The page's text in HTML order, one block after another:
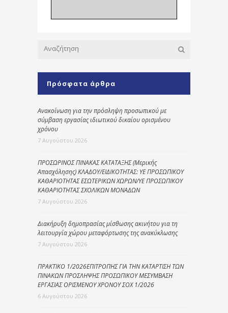
Πρόσφατα άρθρα
Ανακοίνωση για την πρόσληψη προσωπικού με
σύμβαση εργασίας ιδιωτικού δικαίου ορισμένου
χρόνου
7 Αυγούστου 2026
ΠΡΟΣΩΡΙΝΟΣ ΠΙΝΑΚΑΣ ΚΑΤΑΤΑΞΗΣ (Μερικής
Απασχόλησης) ΚΛΑΔΟΥ/ΕΙΔΙΚΟΤΗΤΑΣ: ΥΕ ΠΡΟΣΩΠΙΚΟΥ
ΚΑΘΑΡΙΟΤΗΤΑΣ ΕΣΩΤΕΡΙΚΩΝ ΧΩΡΩΝ/ΥΕ ΠΡΟΣΩΠΙΚΟΥ
ΚΑΘΑΡΙΟΤΗΤΑΣ ΣΧΟΛΙΚΩΝ ΜΟΝΑΔΩΝ
7 Αυγούστου 2026
Διακήρυξη δημοπρασίας μίσθωσης ακινήτου για τη
λειτουργία χώρου μεταφόρτωσης της ανακύκλωσης
7 Αυγούστου 2026
ΠΡΑΚΤΙΚΟ 1/2026ΕΠΙΤΡΟΠΗΣ ΓΙΑ ΤΗΝ ΚΑΤΑΡΤΙΣΗ ΤΩΝ
ΠΙΝΑΚΩΝ ΠΡΟΣΛΗΨΗΣ ΠΡΟΣΩΠΙΚΟΥ ΜΕΣΥΜΒΑΣΗ
ΕΡΓΑΣΙΑΣ ΟΡΙΣΜΕΝΟΥ ΧΡΟΝΟΥ ΣΟΧ 1/2026
6 Αυγούστου 2026